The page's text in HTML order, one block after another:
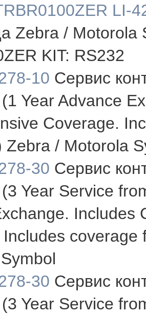
LI-
Zebra / Motorola
KIT: RS232
10 Сервис
Year Advance
Coverage.
Zebra / Motorola
30 Сервис
Year Service
Includes
coverage
30 Сервис
Year Service